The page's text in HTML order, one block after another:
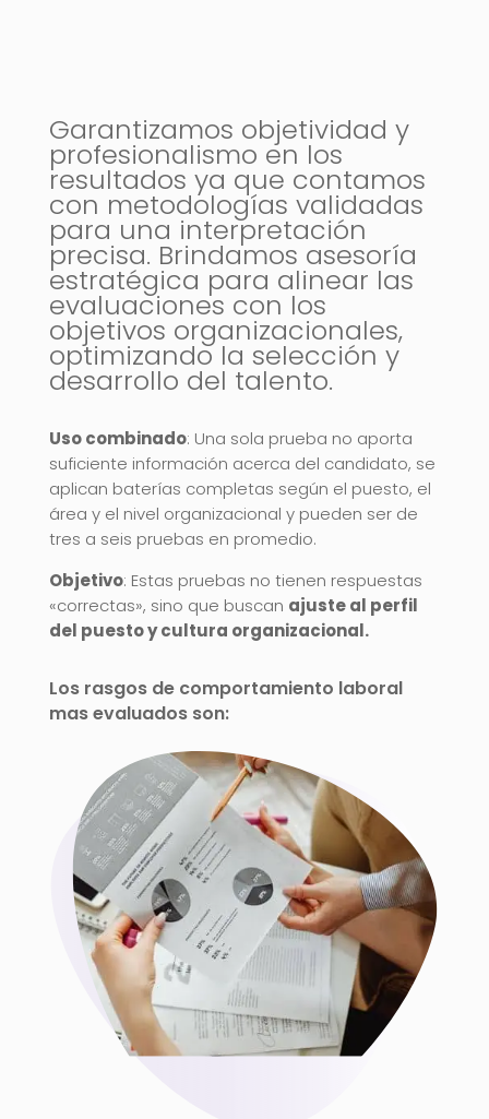
Garantizamos objetividad y
profesionalismo en los
resultados ya que contamos
con metodologías validadas
para una interpretación
precisa. Brindamos asesoría
estratégica para alinear las
evaluaciones con los
objetivos organizacionales,
optimizando la selección y
desarrollo del talento.
Uso combinado: Una sola prueba no aporta
suficiente información acerca del candidato, se
aplican baterías completas según el puesto, el
área y el nivel organizacional y pueden ser de
tres a seis pruebas en promedio.
Objetivo: Estas pruebas no tienen respuestas
«correctas», sino que buscan ajuste al perfil
del puesto y cultura organizacional.
Los rasgos de comportamiento laboral
mas evaluados son: